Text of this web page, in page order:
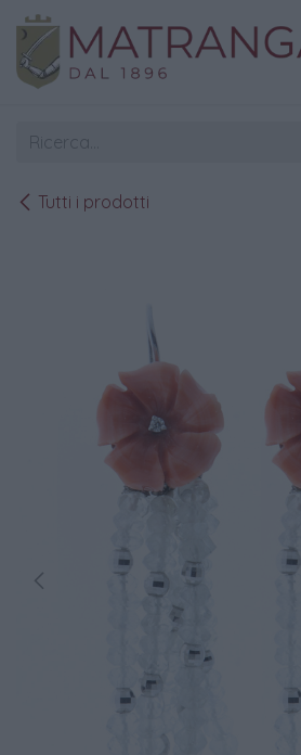
Passa al contenuto
Tutti i prodotti